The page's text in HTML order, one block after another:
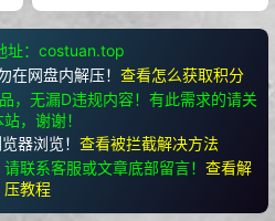
址：costuan.top
在网盘内解压！ 查看怎么获取积分
，无漏D违规内容！有此需求的请关
，谢谢！
器浏览！ 查看被拦截解决方法
联系客服或文章底部留言！ 查看解
压教程